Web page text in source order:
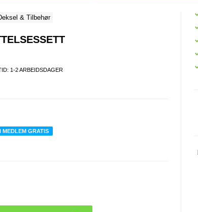
& Tilbehør
1-2 ARBEIDSDAGER
MEDLEM GRATIS